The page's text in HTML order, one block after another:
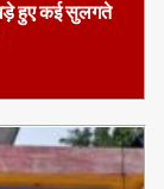
खड़े हुए कई सुलगते